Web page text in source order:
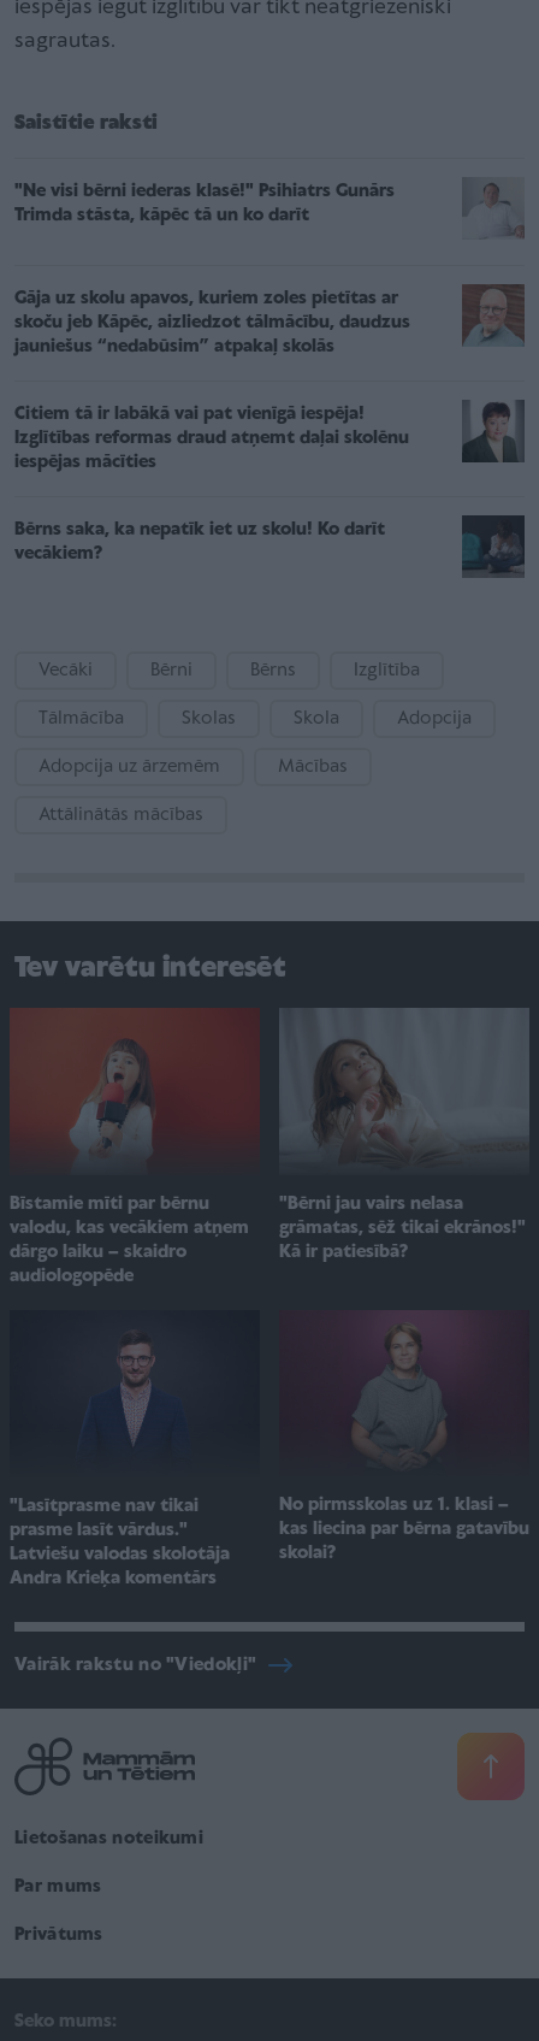
iespējas iegūt izglītību var tikt neatgriezeniski
sagrautas.
Saistītie raksti
"Ne visi bērni iederas klasē!" Psihiatrs Gunārs
Trimda stāsta, kāpēc tā un ko darīt
Gāja uz skolu apavos, kuriem zoles pietītas ar
skoču jeb Kāpēc, aizliedzot tālmācību, daudzus
jauniešus “nedabūsim” atpakaļ skolās
Citiem tā ir labākā vai pat vienīgā iespēja!
Izglītības reformas draud atņemt daļai skolēnu
iespējas mācīties
Bērns saka, ka nepatīk iet uz skolu! Ko darīt
vecākiem?
Vecāki Bērni Bērns Izglītība
Tālmācība Skolas Skola Adopcija
Adopcija uz ārzemēm Mācības
Attālinātās mācības
Tev varētu interesēt
Bīstamie mīti par bērnu
valodu, kas vecākiem atņem
dārgo laiku – skaidro
audiologopēde
"Bērni jau vairs nelasa
grāmatas, sēž tikai ekrānos!"
Kā ir patiesībā?
"Lasītprasme nav tikai
prasme lasīt vārdus."
Latviešu valodas skolotāja
Andra Krieķa komentārs
No pirmsskolas uz 1. klasi –
kas liecina par bērna gatavību
skolai?
Vairāk rakstu no "Viedokļi"
Lietošanas noteikumi
Par mums
Privātums
Seko mums: